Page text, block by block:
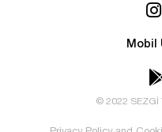
Mobil
© 2022 SEZGİ